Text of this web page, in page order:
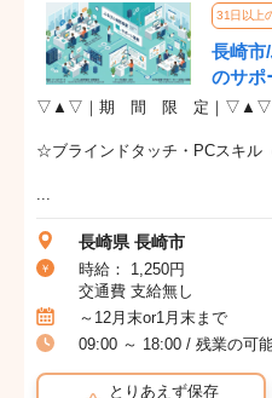
31日以上
長崎市
のサポ
▽▲▽｜期 間 限 定｜▽▲▽
☆ブラインドタッチ・PCスキル
...
長崎県 長崎市
時給： 1,250円
交通費 支給無し
～12月末or1月末まで
09:00 ～ 18:00 / 残業の可
とりあえず保存